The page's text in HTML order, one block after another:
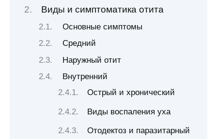
Виды и симптоматика отита
Основные симптомы
Средний
Наружный отит
Внутренний
Острый и хронический
Виды воспаления уха
Отодектоз и паразитарный